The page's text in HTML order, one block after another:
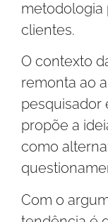
metodologia
clientes.
O contexto
remonta ao
pesquisador
propõe a
como
Com o